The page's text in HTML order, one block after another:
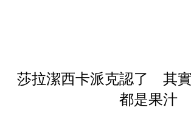
莎拉潔西卡派克認了 其
都是果汁